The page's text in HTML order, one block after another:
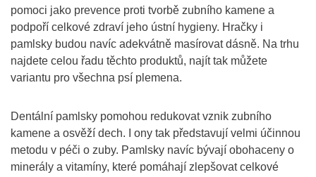
pomoci jako prevence proti tvorbě zubního kamene a
podpoří celkové zdraví jeho ústní hygieny. Hračky i
pamlsky budou navíc adekvátně masírovat dásně. Na trhu
najdete celou řadu těchto produktů, najít tak můžete
variantu pro všechna psí plemena.
Dentální pamlsky pomohou redukovat vznik zubního
kamene a osvěží dech. I ony tak představují velmi účinnou
metodu v péči o zuby. Pamlsky navíc bývají obohaceny o
minerály a vitamíny, které pomáhají zlepšovat celkové